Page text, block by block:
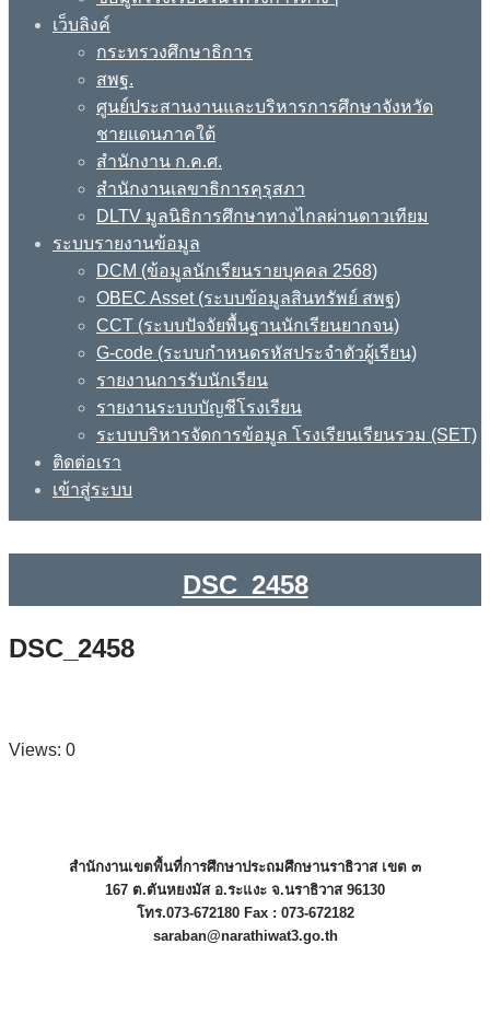
เว็บลิงค์
กระทรวงศึกษาธิการ
สพฐ.
ศูนย์ประสานงานและบริหารการศึกษาจังหวัด
ชายแดนภาคใต้
สำนักงาน ก.ค.ศ.
สำนักงานเลขาธิการคุรุสภา
DLTV มูลนิธิการศึกษาทางไกลผ่านดาวเทียม
ระบบรายงานข้อมูล
DCM (ข้อมูลนักเรียนรายบุคคล 2568)
OBEC Asset (ระบบข้อมูลสินทรัพย์ สพฐ)
CCT (ระบบปัจจัยพื้นฐานนักเรียนยากจน)
G-code (ระบบกำหนดรหัสประจำตัวผู้เรียน)
รายงานการรับนักเรียน
รายงานระบบบัญชีโรงเรียน
ระบบบริหารจัดการข้อมูล โรงเรียนเรียนรวม (SET)
ติดต่อเรา
เข้าสู่ระบบ
DSC_2458
DSC_2458
Views: 0
สำนักงานเขตพื้นที่การศึกษาประถมศึกษานราธิวาส เขต ๓
167 ต.ตันหยงมัส อ.ระแงะ จ.นราธิวาส 96130
โทร.073-672180 Fax : 073-672182
saraban@narathiwat3.go.th